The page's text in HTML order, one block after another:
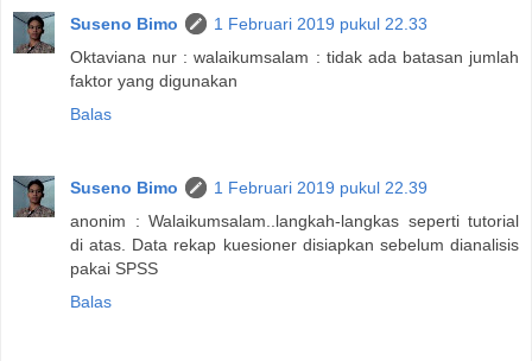
Suseno Bimo
1 Februari 2019 pukul 22.33
Oktaviana nur : walaikumsalam : tidak ada batasan jumlah
faktor yang digunakan
Balas
Suseno Bimo
1 Februari 2019 pukul 22.39
anonim : Walaikumsalam..langkah-langkas seperti tutorial
di atas. Data rekap kuesioner disiapkan sebelum dianalisis
pakai SPSS
Balas